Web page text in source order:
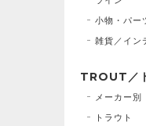
小物・パー
雑貨／イン
TROUT／
メーカー別
トラウト